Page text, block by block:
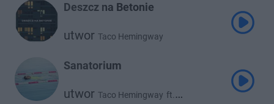
Deszcz na Betonie
utwor Taco Hemingway
Sanatorium
utwor Taco Hemingway ft.